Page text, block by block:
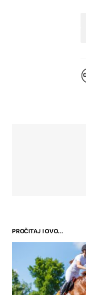
PROČITAJ I OVO...